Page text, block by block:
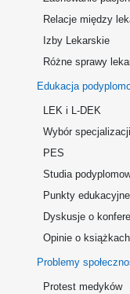
Relacje między
Izby Lekarskie
Różne sprawy
Edukacja
LEK i L-DEK
Wybór specjalizacji
PES
Studia
Punkty edukacyjne
Dyskusje o
Opinie o
Problemy
Protest medyków